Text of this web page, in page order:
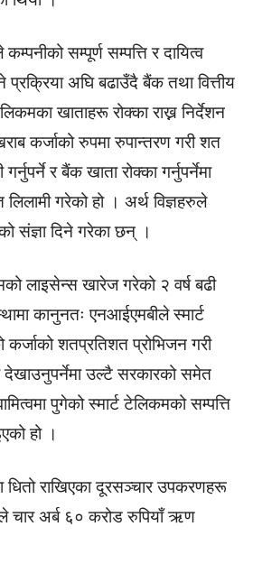
सम्पूर्ण सम्पत्ति र दायित्व
अघि बढाउँदै बैंक तथा वित्तीय
खाताहरू रोक्का राख्न निर्देशन
कर्जाको रुपमा रुपान्तरण गरी शत
र बैंक खाता रोक्का गर्नुपर्नेमा
गरेको हो । अर्थ विज्ञहरुले
संज्ञा दिने गरेका छन् ।
लाइसेन्स खारेज गरेको २ वर्ष बढी
कानुनतः एनआईएमबीले स्मार्ट
शतप्रतिशत प्रोभिजन गरी
देखाउनुपर्नेमा उल्टै सरकारको समेत
पुगेको स्मार्ट टेलिकमको सम्पत्ति
हो ।
धितो राखिएका दूरसञ्चार उपकरणहरू
चार अर्ब ६० करोड रुपियाँ ऋण